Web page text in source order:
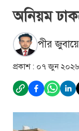
অনিয়ম
পীর
প্রকাশ : ০৭ জুন